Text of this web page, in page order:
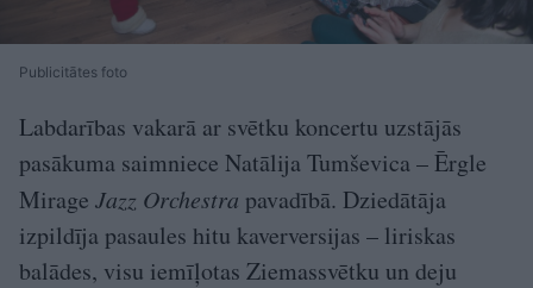
Publicitātes foto
Labdarības vakarā ar svētku koncertu uzstājās
pasākuma saimniece Natālija Tumševica – Ērgle
Mirage Jazz Orchestra pavadībā. Dziedātāja
izpildīja pasaules hitu kaverversijas – liriskas
balādes, visu iemīļotas Ziemassvētku un deju